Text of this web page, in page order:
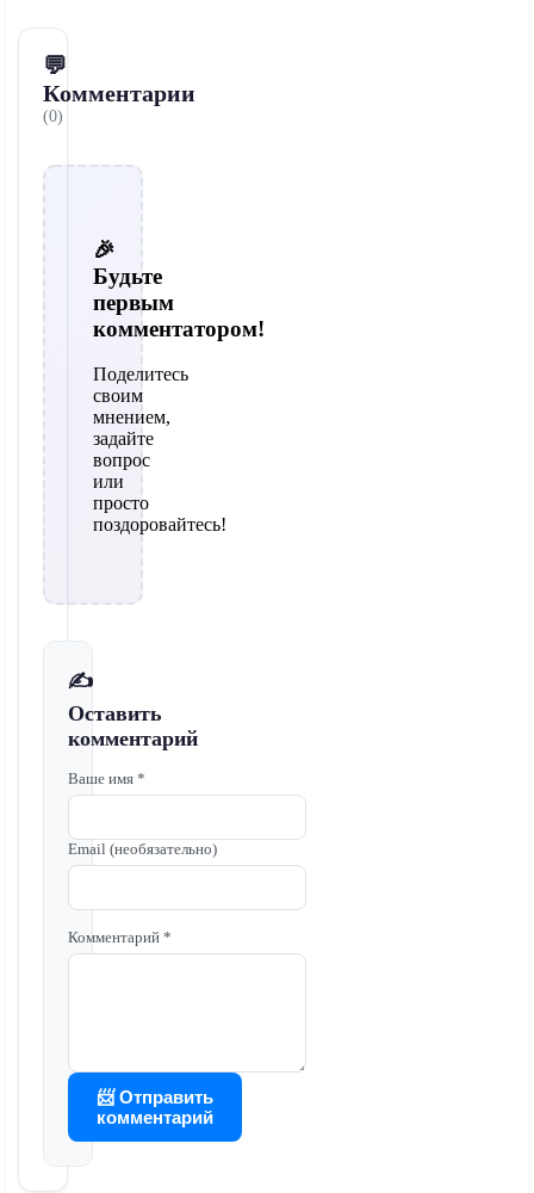
💬
Комментарии
(0)
🎉
Будьте
первым
комментатором!
Поделитесь
своим
мнением,
задайте
вопрос
или
просто
поздоровайтесь!
✍️
Оставить
комментарий
Ваше имя *
Email (необязательно)
Комментарий *
📨 Отправить
комментарий